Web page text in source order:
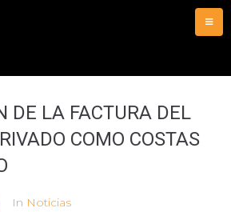
DE LA FACTURA DEL
COMO COSTAS
In Noticias